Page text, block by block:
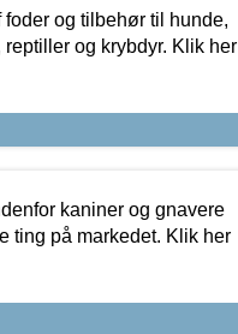
og tilbehør til hunde,
og krybdyr. Klik her
kaniner og gnavere
ting på markedet. Klik her